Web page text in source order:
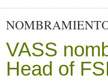
VASS
Head of